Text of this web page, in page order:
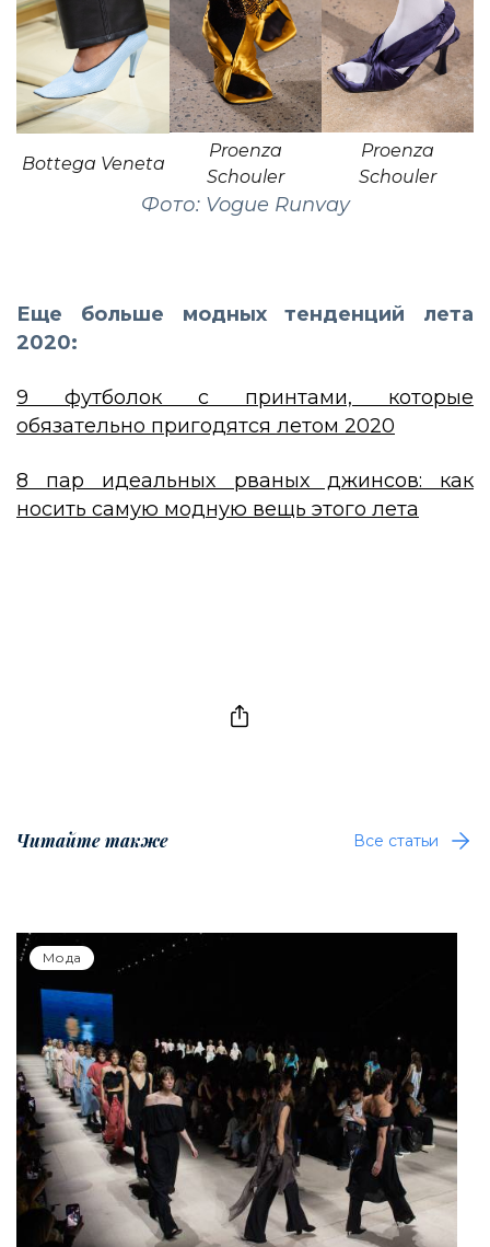
Bottega Veneta
Proenza
Schouler
Proenza
Schouler
Фото: Vogue Runvay
Еще больше модных тенденций лета
2020:
9 футболок с принтами, которые
обязательно пригодятся летом 2020
8 пар идеальных рваных джинсов: как
носить самую модную вещь этого лета
Читайте также Все статьи